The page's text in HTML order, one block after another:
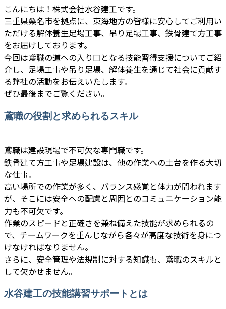
こんにちは！株式会社水谷建工です。
三重県桑名市を拠点に、東海地方の皆様に安心してご利用い
ただける解体養生足場工事、吊り足場工事、鉄骨建て方工事
をお届けしております。
今回は鳶職の道への入り口となる技能習得支援についてご紹
介し、足場工事や吊り足場、解体養生を通じて社会に貢献す
る弊社の活動をお伝えいたします。
ぜひ最後までご覧ください。
鳶職の役割と求められるスキル
鳶職は建設現場で不可欠な専門職です。
鉄骨建て方工事や足場建設は、他の作業への土台を作る大切
な仕事。
高い場所での作業が多く、バランス感覚と体力が問われます
が、そこには安全への配慮と周囲とのコミュニケーション能
力も不可欠です。
作業のスピードと正確さを兼ね備えた技能が求められるの
で、チームワークを重んじながら各々が高度な技術を身につ
けなければなりません。
さらに、安全管理や法規制に対する知識も、鳶職のスキルと
して欠かせません。
水谷建工の技能講習サポートとは